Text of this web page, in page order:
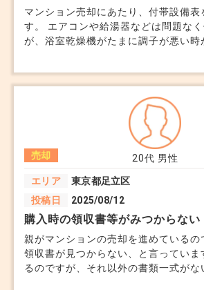
マンション売却にあたり、付帯設備表
す。 エアコンや給湯器などは問題なく使えています
が、浴室乾燥機がたまに調子が悪い時
れているわけではないため「使用可
ブル防止のため「故障あり」と書く
す。 どのレベルで記載すべきなので
にしておいて、あとから口頭での説明
20代 男性
売却
エリア
東京都足立区
投稿日
2025/08/12
購入時の領収書等がみつからない
親がマンションの売却を進めているの
領収書が見つからない、と言っていま
るのですが、それ以外の書類一式がな